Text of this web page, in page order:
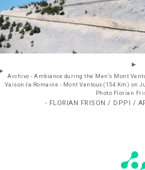
Archivo - Ambiance during the Men's Mont
Vaison-la-Romaine - Mont Ventoux (154 Km) on
Photo Florian
- FLORIAN FRISON / DPPI /